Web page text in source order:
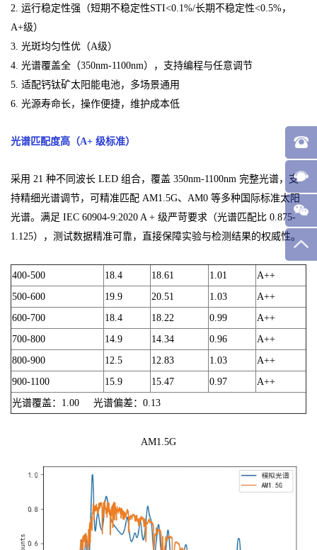
2. 运行稳定性强（短期不稳定性STI<0.1%/长期不稳定性<0.5%，
A+级）
3. 光斑均匀性优（A级）
4. 光谱覆盖全（350nm-1100nm），支持编程与任意调节
5. 适配钙钛矿太阳能电池，多场景通用
6. 光源寿命长，操作便捷，维护成本低
光谱匹配度高（A+ 级标准）
采用 21 种不同波长 LED 组合，覆盖 350nm-1100nm 完整光谱，支
持精细光谱调节，可精准匹配 AM1.5G、AM0 等多种国际标准太阳
光谱。满足 IEC 60904-9:2020 A + 级严苛要求（光谱匹配比 0.875-
1.125），测试数据精准可靠，直接保障实验与检测结果的权威性。
400-500 18.4 18.61 1.01
A++
500-600
19.9 20.51 1.03
A++
600-700
18.4 18.22 0.99
A++
700-800
14.9 14.34 0.96
A++
800-900
12.5 12.83 1.03
A++
900-1100
15.9 15.47 0.97
A++
光谱覆盖：1.00 光谱偏差：0.13
AM1.5G